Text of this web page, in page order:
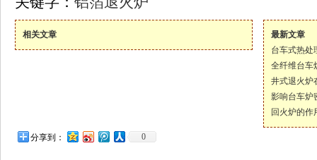
相关文章
最新文章
台车式热处
全纤维台车
井式退火炉
影响台车炉
回火炉的作
分享到： 0